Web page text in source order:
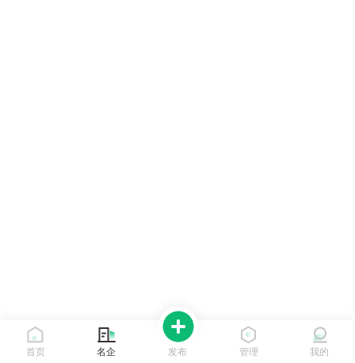
首页 名企 发布 管理 我的